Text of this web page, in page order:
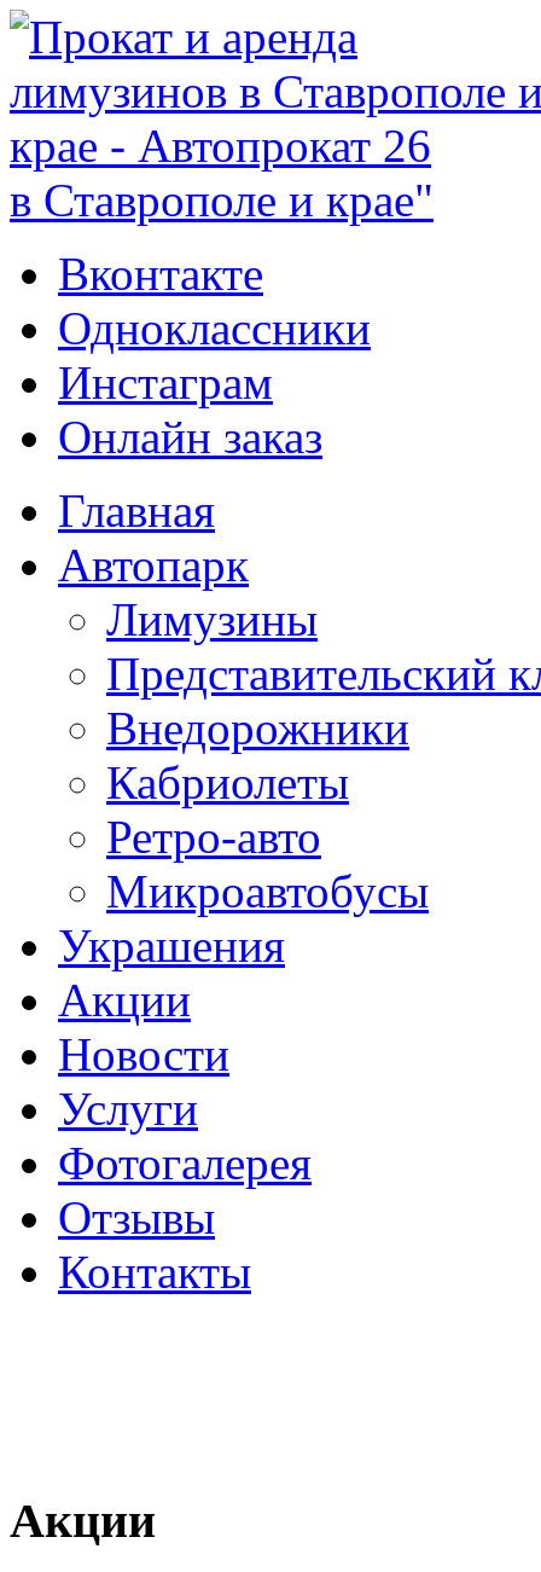
в Ставрополе и крае"
Вконтакте
Одноклассники
Инстаграм
Онлайн заказ
Главная
Автопарк
Лимузины
Представительский
Внедорожники
Кабриолеты
Ретро-авто
Микроавтобусы
Украшения
Акции
Новости
Услуги
Фотогалерея
Отзывы
­Контакты
Акции